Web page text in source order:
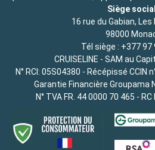
Siège
16 rue du Gabian,
98000
Tél siège : +377 97
CRUISELINE - SAM au
N° RCI: 05S04380 - Récépissé
Garantie Financière Groupama
N° TVA FR. 44 0000 70 465 -